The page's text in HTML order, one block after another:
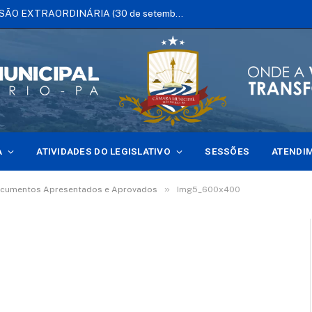
EDITAL DE CONVOCAÇÃO DE SESSÃO EXTRAORDINÁRIA (30 de setembro de 2025)
ATIVIDADES DO LEGISLATIVO SESSÕES
Apresentados e Aprovados » Img5_600x400